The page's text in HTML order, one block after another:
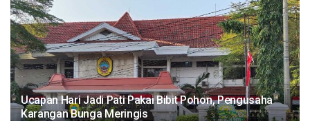
​Ucapan Hari Jadi Pati Pakai Bibit Pohon, Pengusaha
Karangan Bunga Meringis